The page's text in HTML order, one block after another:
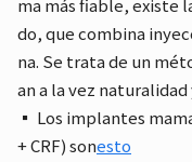
ma más fiable, existe
do, que combina
na. Se trata de un
an a la vez naturalidad
▪ Los implantes
+ CRF) sonesto